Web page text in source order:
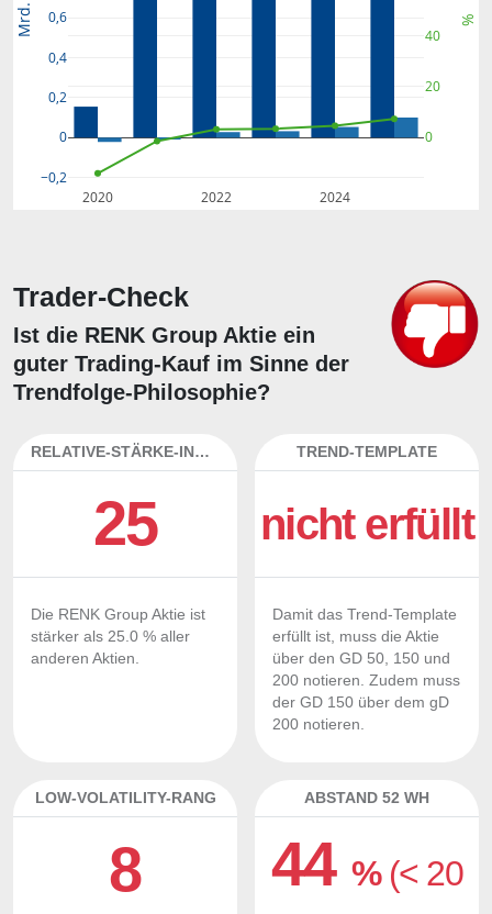
2020 2022 2024
−0,2
0
0,2
0,4
0,6
0
20
40
Mrd. %
Trader-Check
Ist die RENK Group Aktie ein
guter Trading-Kauf im Sinne der
Trendfolge-Philosophie?
RELATIVE-STÄRKE-INDEX
25
Die RENK Group Aktie ist
stärker als 25.0 % aller
anderen Aktien.
TREND-TEMPLATE
nicht erfüllt
Damit das Trend-Template
erfüllt ist, muss die Aktie
über den GD 50, 150 und
200 notieren. Zudem muss
der GD 150 über dem gD
200 notieren.
LOW-VOLATILITY-RANG
8
ABSTAND 52 WH
44% (< 20